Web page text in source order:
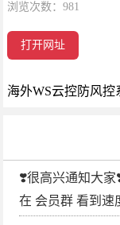
浏览次数：981
打开网址
海外WS云控防风控
❣️很高兴通知大家
在 会员群 看到速